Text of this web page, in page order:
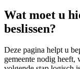
Wat moet u
beslissen?
Deze pagina helpt u
gemeente nodig heeft,